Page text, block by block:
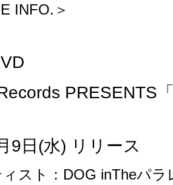
INFO.＞
PRESENTS
9 日 (水) リリース
スト： DOG inTheパラ